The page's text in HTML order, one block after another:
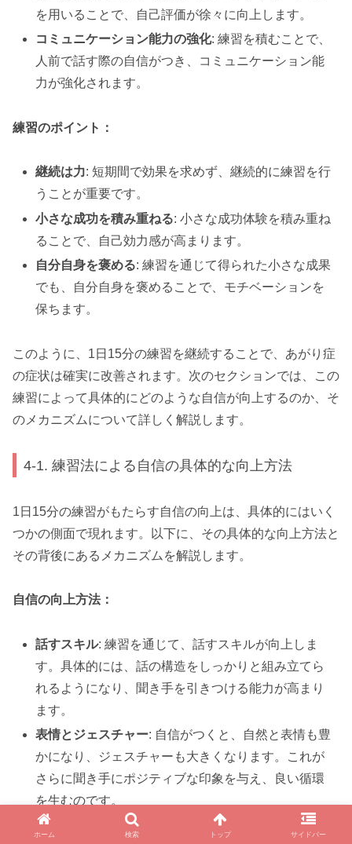
を用いることで、自己評価が徐々に向上します。
コミュニケーション能力の強化: 練習を積むことで、
人前で話す際の自信がつき、コミュニケーション能
力が強化されます。
練習のポイント：
継続は力: 短期間で効果を求めず、継続的に練習を行
うことが重要です。
小さな成功を積み重ねる: 小さな成功体験を積み重ね
ることで、自己効力感が高まります。
自分自身を褒める: 練習を通じて得られた小さな成果
でも、自分自身を褒めることで、モチベーションを
保ちます。
このように、1日15分の練習を継続することで、あがり症
の症状は確実に改善されます。次のセクションでは、この
練習によって具体的にどのような自信が向上するのか、そ
のメカニズムについて詳しく解説します。
4-1. 練習法による自信の具体的な向上方法
1日15分の練習がもたらす自信の向上は、具体的にはいく
つかの側面で現れます。以下に、その具体的な向上方法と
その背後にあるメカニズムを解説します。
自信の向上方法：
話すスキル: 練習を通じて、話すスキルが向上しま
す。具体的には、話の構造をしっかりと組み立てら
れるようになり、聞き手を引きつける能力が高まり
ます。
表情とジェスチャー: 自信がつくと、自然と表情も豊
かになり、ジェスチャーも大きくなります。これが
さらに聞き手にポジティブな印象を与え、良い循環
を生むのです。
目線のコントロール
: 練習によって、目線をしっかり
ホーム 検索 トップ サイドバー